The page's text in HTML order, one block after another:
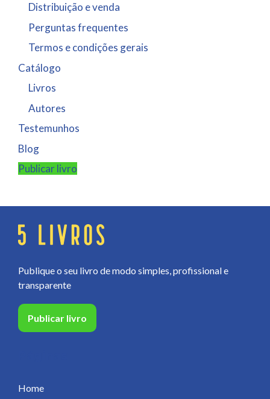
Distribuição e venda
Perguntas frequentes
Termos e condições gerais
Catálogo
Livros
Autores
Testemunhos
Blog
Publicar livro
Publique o seu livro de modo simples, profissional e
transparente
Publicar livro
Home